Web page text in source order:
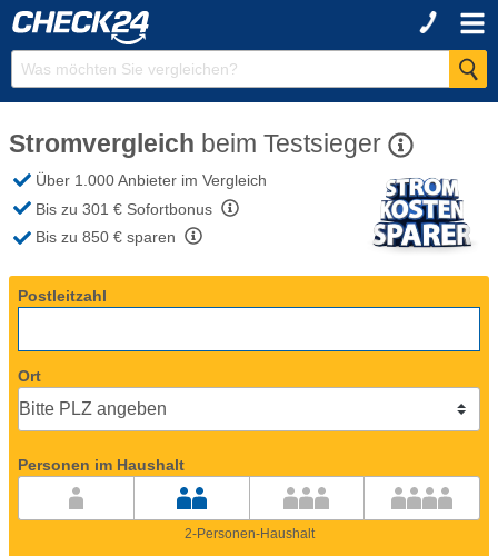
Stromvergleich beim Testsieger
Über 1.000 Anbieter im Vergleich
Bis zu 301 € Sofortbonus
Bis zu 850 € sparen
Postleitzahl
Ort
Personen im Haushalt
2-Personen-Haushalt